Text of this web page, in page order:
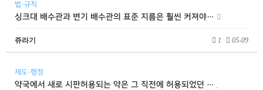
법·규칙
싱크대 배수관과 변기 배수관의 표준 지름은 훨씬 커져야…
쥬라기 1 05-09
제도·행정
약국에서 새로 시판허용되는 약은 그 직전에 허용되었던 …